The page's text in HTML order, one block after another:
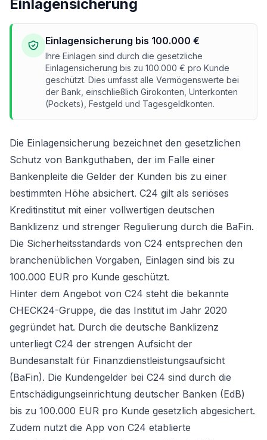
Einlagensicherung
Einlagensicherung bis 100.000 €
Ihre Einlagen sind durch die gesetzliche
Einlagensicherung bis zu 100.000 € pro Kunde
geschützt. Dies umfasst alle Vermögenswerte bei
der Bank, einschließlich Girokonten, Unterkonten
(Pockets), Festgeld und Tagesgeldkonten.
Die Einlagensicherung bezeichnet den gesetzlichen
Schutz von Bankguthaben, der im Falle einer
Bankenpleite die Gelder der Kunden bis zu einer
bestimmten Höhe absichert. C24 gilt als seriöses
Kreditinstitut mit einer vollwertigen deutschen
Banklizenz und strenger Regulierung durch die BaFin.
Die Sicherheitsstandards von C24 entsprechen den
branchenüblichen Vorgaben, Einlagen sind bis zu
100.000 EUR pro Kunde geschützt.
Hinter dem Angebot von C24 steht die bekannte
CHECK24-Gruppe, die das Institut im Jahr 2020
gegründet hat. Durch die deutsche Banklizenz
unterliegt C24 der strengen Aufsicht der
Bundesanstalt für Finanzdienstleistungsaufsicht
(BaFin). Die Kundengelder bei C24 sind durch die
Entschädigungseinrichtung deutscher Banken (EdB)
bis zu 100.000 EUR pro Kunde gesetzlich abgesichert.
Zudem nutzt die App von C24 etablierte